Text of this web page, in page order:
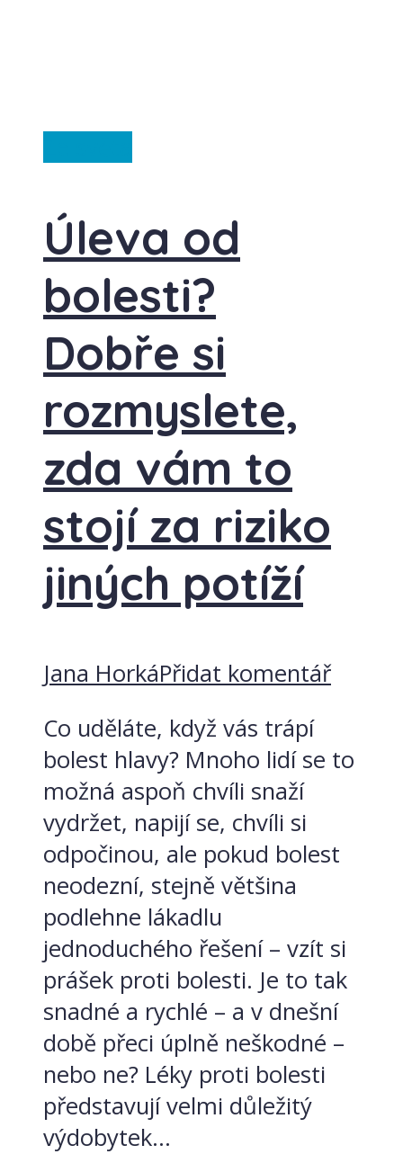
Úleva od
bolesti?
Dobře si
rozmyslete,
zda vám to
stojí za riziko
jiných potíží
Jana HorkáPřidat komentář
Co uděláte, když vás trápí
bolest hlavy? Mnoho lidí se to
možná aspoň chvíli snaží
vydržet, napijí se, chvíli si
odpočinou, ale pokud bolest
neodezní, stejně většina
podlehne lákadlu
jednoduchého řešení – vzít si
prášek proti bolesti. Je to tak
snadné a rychlé – a v dnešní
době přeci úplně neškodné –
nebo ne? Léky proti bolesti
představují velmi důležitý
výdobytek...